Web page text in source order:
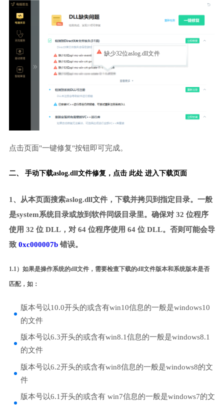
缺少32位aslog.dll文件
点击页面"一键修复"按钮即可完成。
二、 手动下载aslog.dll文件修复， 点击 此处 进入下载页面
1、从本页面搜索aslog.dll文件，下载并拷贝到指定目录。一般
是system系统目录或放到软件同级目录里。确保对 32 位程序
使用 32 位 DLL，对 64 位程序使用 64 位 DLL。否则可能会导
致 0xc000007b错误。
1.1）如果是操作系统的dll文件，需要检查下载的dll文件版本和系统版本是否
匹配，如：
版本号以10.0开头的或含有win10信息的一般是windows10
的文件
版本号以6.3开头的或含有win8.1信息的一般是windows8.1
的文件
版本号以6.2开头的或含有win8信息的一般是windows8的文
件
版本号以6.1开头的或含有 win7信息的一般是windows7的文